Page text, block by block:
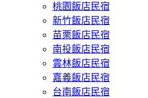
桃園飯店民宿
新竹飯店民宿
苗栗飯店民宿
南投飯店民宿
雲林飯店民宿
嘉義飯店民宿
台南飯店民宿